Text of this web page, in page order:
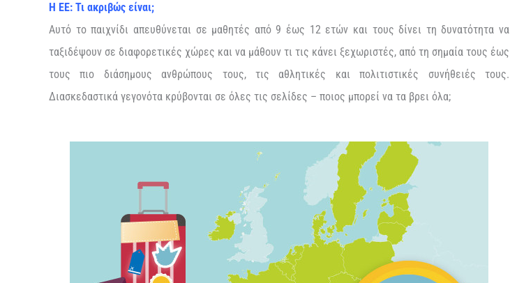
Η ΕΕ: Τι ακριβώς είναι;
Αυτό το παιχνίδι απευθύνεται σε μαθητές από 9 έως 12 ετών και τους δίνει τη δυνατότητα να
ταξιδέψουν σε διαφορετικές χώρες και να μάθουν τι τις κάνει ξεχωριστές, από τη σημαία τους έως
τους πιο διάσημους ανθρώπους τους, τις αθλητικές και πολιτιστικές συνήθειές τους.
Διασκεδαστικά γεγονότα κρύβονται σε όλες τις σελίδες – ποιος μπορεί να τα βρει όλα;